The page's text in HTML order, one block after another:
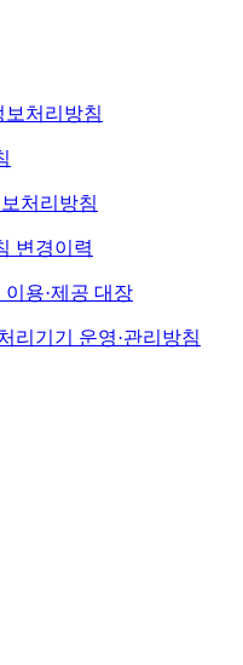
처리방침
처리방침
변경이력
용·제공 대장
리기기 운영·관리방침